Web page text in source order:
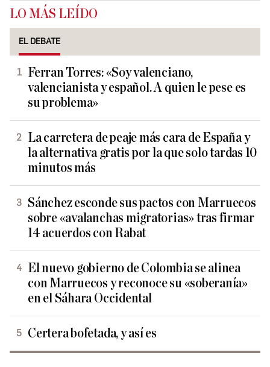
LO MÁS LEÍDO
EL DEBATE
Ferran Torres: «Soy valenciano,
valencianista y español. A quien le pese es
su problema»
La carretera de peaje más cara de España y
la alternativa gratis por la que solo tardas 10
minutos más
Sánchez esconde sus pactos con Marruecos
sobre «avalanchas migratorias» tras firmar
14 acuerdos con Rabat
El nuevo gobierno de Colombia se alinea
con Marruecos y reconoce su «soberanía»
en el Sáhara Occidental
Certera bofetada, y así es